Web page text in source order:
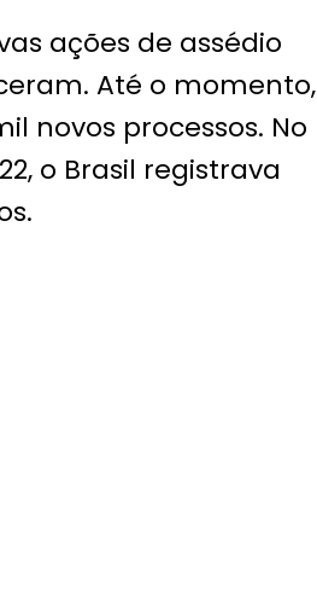
ações de assédio
Até o momento,
novos processos. No
o Brasil registrava